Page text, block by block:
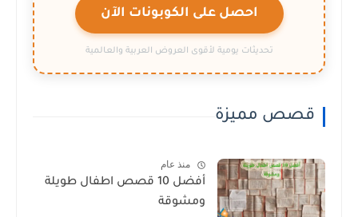
احصل على الكوبونات الآن
تحديثات يومية لأقوى العروض العربية والعالمية
قصص مميزة
منذ عام
أفضل 10 قصص اطفال طويلة
ومشوقة